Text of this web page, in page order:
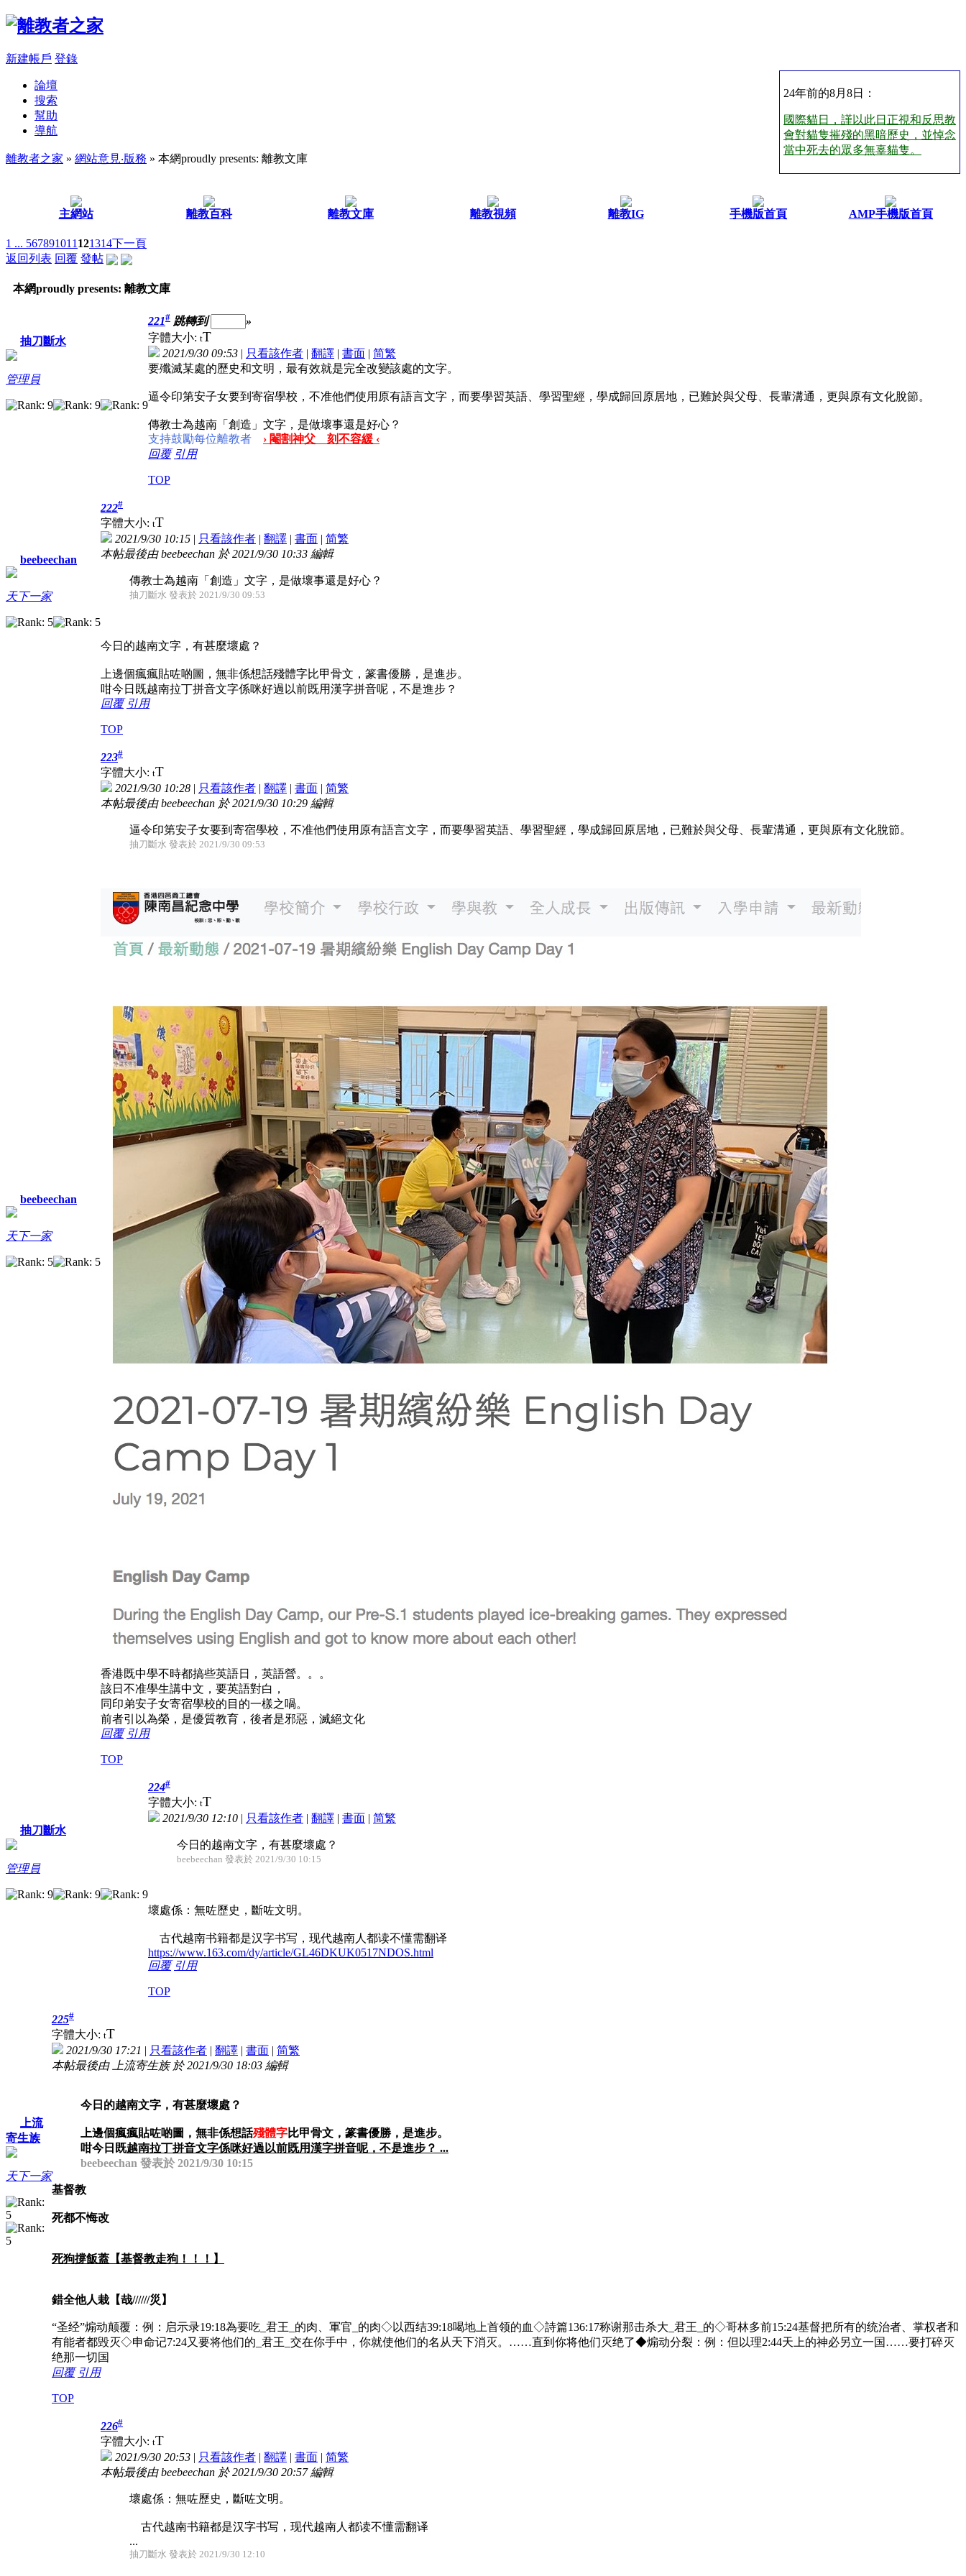
新建帳戶 登錄
24年前的8月8日：
國際貓日，謹以此日正視和反思教
會對貓隻摧殘的黑暗歷史，並悼念
當中死去的眾多無辜貓隻。
論壇
搜索
幫助
導航
離教者之家 » 網站意見‧版務 » 本網proudly presents: 離教文庫
主網站 離教百科 離教文庫 離教視頻 離教IG 手機版首頁 AMP手機版首頁
1 ... 567891011 121314下一頁
返回列表 回覆 發帖
本網proudly presents: 離教文庫
抽刀斷水
管理員
221# 跳轉到
»
字體大小: tT
2021/9/30 09:53 | 只看該作者 | 翻譯 | 書面 | 简繁
要殲滅某處的歷史和文明，最有效就是完全改變該處的文字。
逼令印第安子女要到寄宿學校，不准他們使用原有語言文字，而要學習英語、學習聖經，學成歸回原居地，已難於與父母、長輩溝通，更與原有文化脫節。
傳教士為越南「創造」文字，是做壞事還是好心？
支持鼓勵每位離教者
› 閹割神父 刻不容緩 ‹
回覆 引用
TOP
beebeechan
天下一家
222#
字體大小: tT
2021/9/30 10:15 | 只看該作者 | 翻譯 | 書面 | 简繁
本帖最後由 beebeechan 於 2021/9/30 10:33 編輯
傳教士為越南「創造」文字，是做壞事還是好心？
抽刀斷水 發表於 2021/9/30 09:53
今日的越南文字，有甚麼壞處？
上邊個瘋瘋貼咗啲圖，無非係想話殘體字比甲骨文，篆書優勝，是進步。
咁今日既越南拉丁拼音文字係咪好過以前既用漢字拼音呢，不是進步？
回覆 引用
TOP
beebeechan
天下一家
223#
字體大小: tT
2021/9/30 10:28 | 只看該作者 | 翻譯 | 書面 | 简繁
本帖最後由 beebeechan 於 2021/9/30 10:29 編輯
逼令印第安子女要到寄宿學校，不准他們使用原有語言文字，而要學習英語、學習聖經，學成歸回原居地，已難於與父母、長輩溝通，更與原有文化脫節。
抽刀斷水 發表於 2021/9/30 09:53
香港既中學不時都搞些英語日，英語營。。。
該日不准學生講中文，要英語對白，
同印弟安子女寄宿學校的目的一樣之喎。
前者引以為榮，是優質教育，後者是邪惡，滅絕文化
回覆 引用
TOP
抽刀斷水
管理員
224#
字體大小: tT
2021/9/30 12:10 | 只看該作者 | 翻譯 | 書面 | 简繁
今日的越南文字，有甚麼壞處？
beebeechan 發表於 2021/9/30 10:15
壞處係：無咗歷史，斷咗文明。
古代越南书籍都是汉字书写，现代越南人都读不懂需翻译
https://www.163.com/dy/article/GL46DKUK0517NDOS.html
回覆 引用
TOP
上流
寄生族
天下一家
225#
字體大小: tT
2021/9/30 17:21 | 只看該作者 | 翻譯 | 書面 | 简繁
本帖最後由 上流寄生族 於 2021/9/30 18:03 編輯
今日的越南文字，有甚麼壞處？
上邊個瘋瘋貼咗啲圖，無非係想話殘體字比甲骨文，篆書優勝，是進步。
咁今日既越南拉丁拼音文字係咪好過以前既用漢字拼音呢，不是進步？ ...
beebeechan 發表於 2021/9/30 10:15
基督教
死都不悔改
死狗撐飯蓋【基督教走狗！！！】
錯全他人栽【哉//////災】
“圣经”煽动颠覆：例：启示录19:18為要吃_君王_的肉、軍官_的肉◇以西结39:18喝地上首领的血◇詩篇136:17称谢那击杀大_君王_的◇哥林多前15:24基督把所有的统治者、掌权者和
有能者都毁灭◇申命记7:24又要将他们的_君王_交在你手中，你就使他们的名从天下消灭。……直到你将他们灭绝了◆煽动分裂：例：但以理2:44天上的神必另立一国……要打碎灭
绝那一切国
回覆 引用
TOP
226#
字體大小: tT
2021/9/30 20:53 | 只看該作者 | 翻譯 | 書面 | 简繁
本帖最後由 beebeechan 於 2021/9/30 20:57 編輯
壞處係：無咗歷史，斷咗文明。
古代越南书籍都是汉字书写，现代越南人都读不懂需翻译
...
抽刀斷水 發表於 2021/9/30 12:10